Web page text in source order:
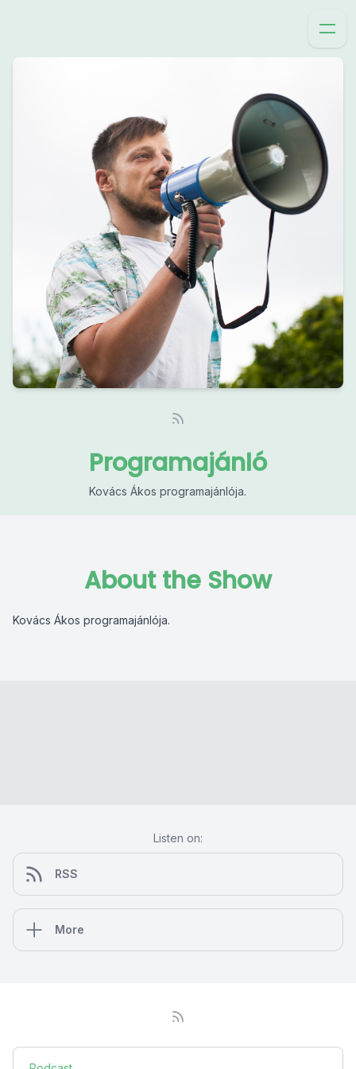
Programajánló
Kovács Ákos programajánlója.
About the Show
Kovács Ákos programajánlója.
Listen on:
RSS
More